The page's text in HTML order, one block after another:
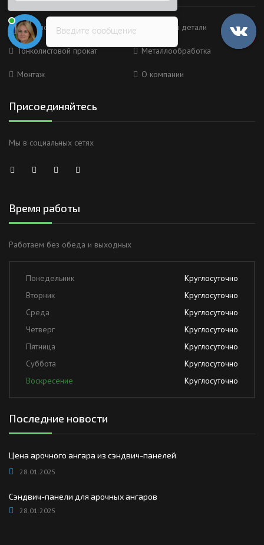
Металлоконструкции Изделия и детали
Тонколистовой прокат Металлообработка
Монтаж О компании
Присоединяйтесь
Мы в социальных сетях
Время работы
Работаем без обеда и выходных
Понедельник
Круглосуточно
Вторник
Круглосуточно
Среда
Круглосуточно
Четверг
Круглосуточно
Пятница
Круглосуточно
Суббота
Круглосуточно
Воскресение
Круглосуточно
Последние новости
Цена арочного ангара из сэндвич-панелей
28.01.2025
Сэндвич-панели для арочных ангаров
28.01.2025
Введите сообщение